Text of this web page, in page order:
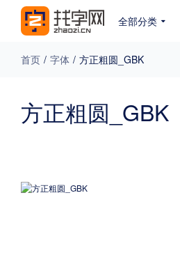
全部分类
免费下载 收费下载
首页 / 字体 / 方正粗圆_GBK
方正粗圆_GBK